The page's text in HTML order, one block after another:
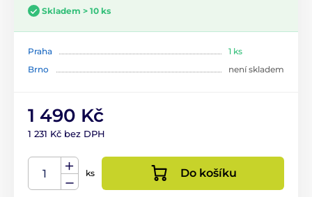
Skladem > 10 ks
Praha
1 ks
Brno
není skladem
1 490 Kč
1 231 Kč bez DPH
ks Do košíku